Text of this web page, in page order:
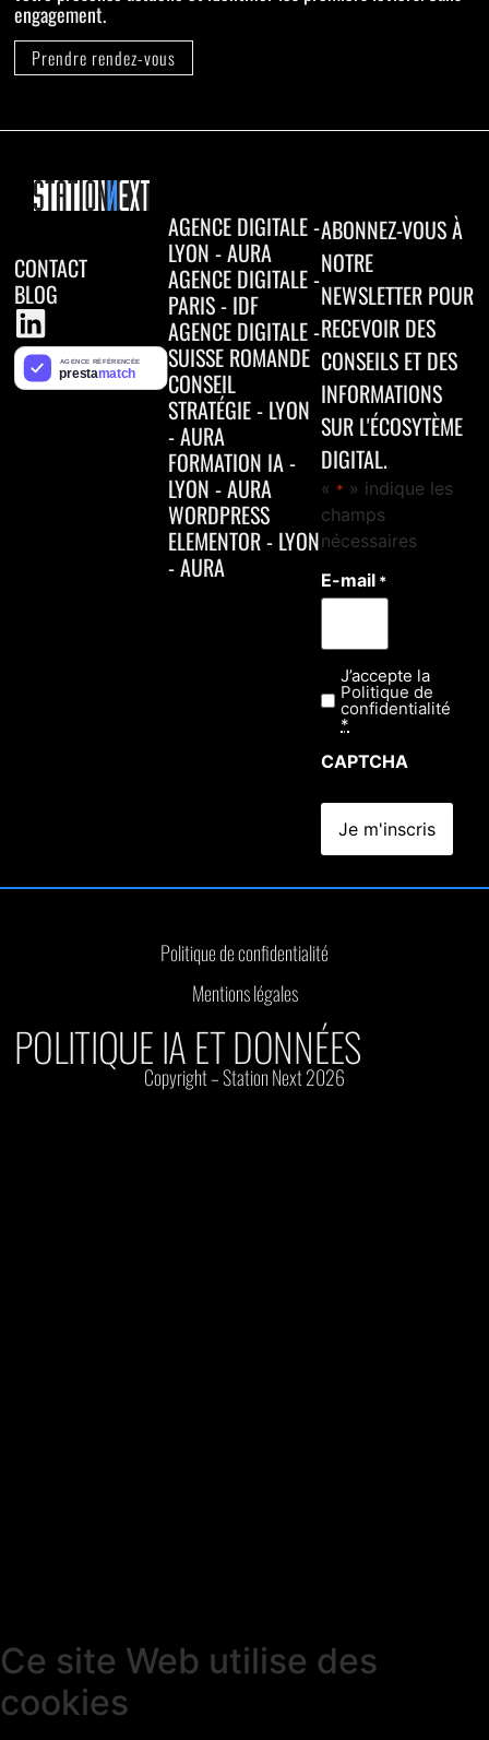
Prendre rendez-vous
engagement.
CONTACT
BLOG
AGENCE DIGITALE -
LYON - AURA
AGENCE DIGITALE -
PARIS - IDF
AGENCE DIGITALE -
SUISSE ROMANDE
CONSEIL
STRATÉGIE - LYON
- AURA
FORMATION IA -
LYON - AURA
WORDPRESS
ELEMENTOR - LYON
- AURA
ABONNEZ-VOUS À
NOTRE
NEWSLETTER POUR
RECEVOIR DES
CONSEILS ET DES
INFORMATIONS
SUR L'ÉCOSYTÈME
DIGITAL.
« * » indique les
champs
nécessaires
E-mail *
Confidentialité
*
J’accepte la
Politique de
confidentialité
*
CAPTCHA
Politique de confidentialité
Mentions légales
POLITIQUE IA ET DONNÉES
Copyright – Station Next 2026
Ce site Web utilise des
cookies